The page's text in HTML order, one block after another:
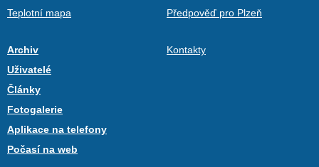
Teplotní mapa
Předpověď pro Plzeň
Archiv
Uživatelé
Články
Fotogalerie
Aplikace na telefony
Počasí na web
Kontakty